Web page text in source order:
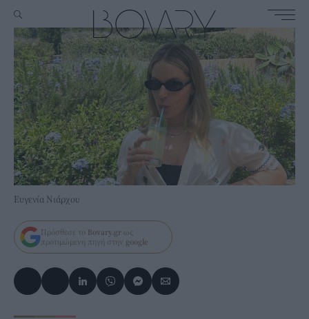
Ευγενία Νιάρχου
Πρόσθεσε το Bovary.gr ως
προτιμώμενη πηγή στην google